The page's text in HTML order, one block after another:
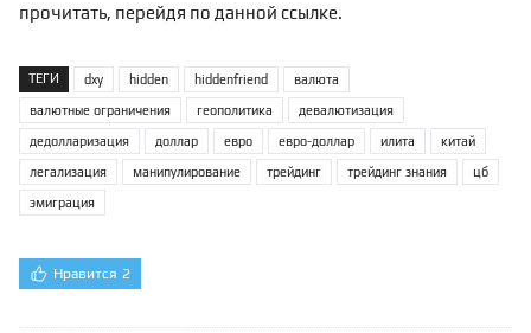
прочитать, перейдя по данной ссылке.
ТЕГИ dxy hidden hiddenfriend валюта
валютные ограничения геополитика девалютизация
дедолларизация доллар евро евро-доллар илита китай
легализация манипулирование трейдинг трейдинг знания цб
эмиграция
Нравится 2